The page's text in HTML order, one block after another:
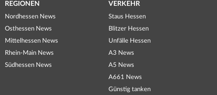
REGIONEN
Nordhessen News
Osthessen News
Mittelhessen News
Rhein-Main News
Südhessen News
VERKEHR
Staus Hessen
Blitzer Hessen
Unfälle Hessen
A3 News
A5 News
A661 News
Günstig tanken